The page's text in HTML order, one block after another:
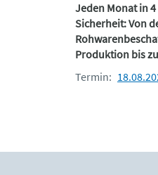
Jeden Monat in
Sicherheit: Von
Produktion bis
Termin: